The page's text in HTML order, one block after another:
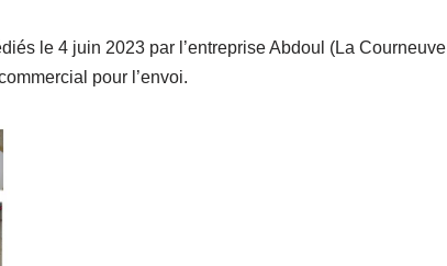
le 4 juin 2023 par l’entreprise Abdoul (La Courneuve
pour l’envoi.